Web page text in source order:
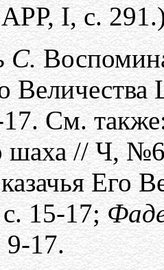
I, с.
С.
См.
шаха // Ч,
Его
15-17;
17.